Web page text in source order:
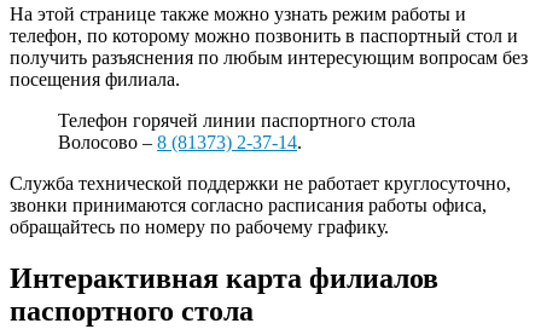
На этой странице также можно узнать режим работы и
телефон, по которому можно позвонить в паспортный стол и
получить разъяснения по любым интересующим вопросам без
посещения филиала.
Телефон горячей линии паспортного стола
Волосово – 8 (81373) 2-37-14.
Служба технической поддержки не работает круглосуточно,
звонки принимаются согласно расписания работы офиса,
обращайтесь по номеру по рабочему графику.
Интерактивная карта филиалов
паспортного стола